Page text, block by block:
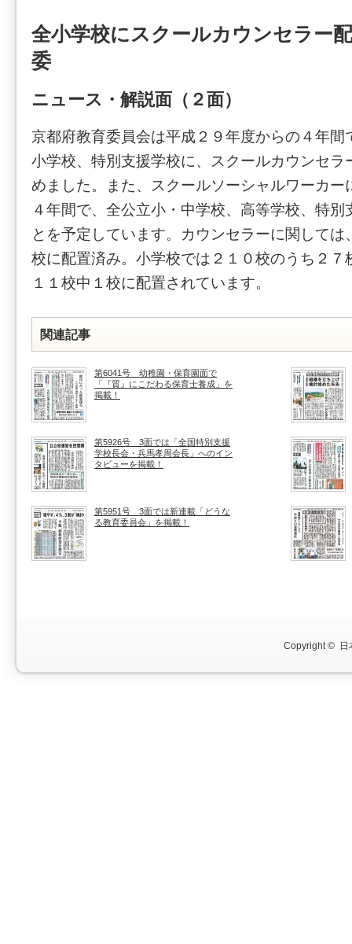
全小学校にスクールカウンセラー
委
ニュース・解説面（２面）
京都府教育委員会は平成２９年度からの４年間
小学校、特別支援学校に、スクールカウンセラ
めました。また、スクールソーシャルワーカー
４年間で、全公立小・中学校、高等学校、特
とを予定しています。カウンセラーに関しては
校に配置済み。小学校では２１０校のうち２７
１１校中１校に配置されています。
関連記事
第6041号 幼稚園・保育園面で
「『質』にこだわる保育士養成」を
掲載！
第5926号 3面では「全国特別支援
学校長会・兵馬孝周会長」へのイン
タビューを掲載！
第5951号 3面では新連載「どうな
る教育委員会」を掲載！
Copyright © 日